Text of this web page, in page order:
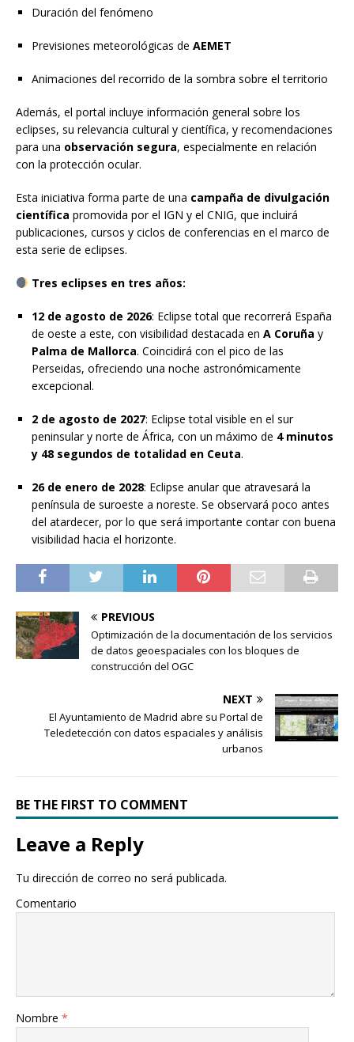
Duración del fenómeno
Previsiones meteorológicas de AEMET
Animaciones del recorrido de la sombra sobre el territorio
Además, el portal incluye información general sobre los
eclipses, su relevancia cultural y científica, y recomendaciones
para una observación segura, especialmente en relación
con la protección ocular.
Esta iniciativa forma parte de una campaña de divulgación
científica promovida por el IGN y el CNIG, que incluirá
publicaciones, cursos y ciclos de conferencias en el marco de
esta serie de eclipses.
Tres eclipses en tres años:
12 de agosto de 2026: Eclipse total que recorrerá España
de oeste a este, con visibilidad destacada en A Coruña y
Palma de Mallorca. Coincidirá con el pico de las
Perseidas, ofreciendo una noche astronómicamente
excepcional.
2 de agosto de 2027: Eclipse total visible en el sur
peninsular y norte de África, con un máximo de 4 minutos
y 48 segundos de totalidad en Ceuta.
26 de enero de 2028: Eclipse anular que atravesará la
península de suroeste a noreste. Se observará poco antes
del atardecer, por lo que será importante contar con buena
visibilidad hacia el horizonte.
PREVIOUS
Optimización de la documentación de los servicios
de datos geoespaciales con los bloques de
construcción del OGC
NEXT
El Ayuntamiento de Madrid abre su Portal de
Teledetección con datos espaciales y análisis
urbanos
BE THE FIRST TO COMMENT
Leave a Reply
Tu dirección de correo no será publicada.
Comentario
Nombre *